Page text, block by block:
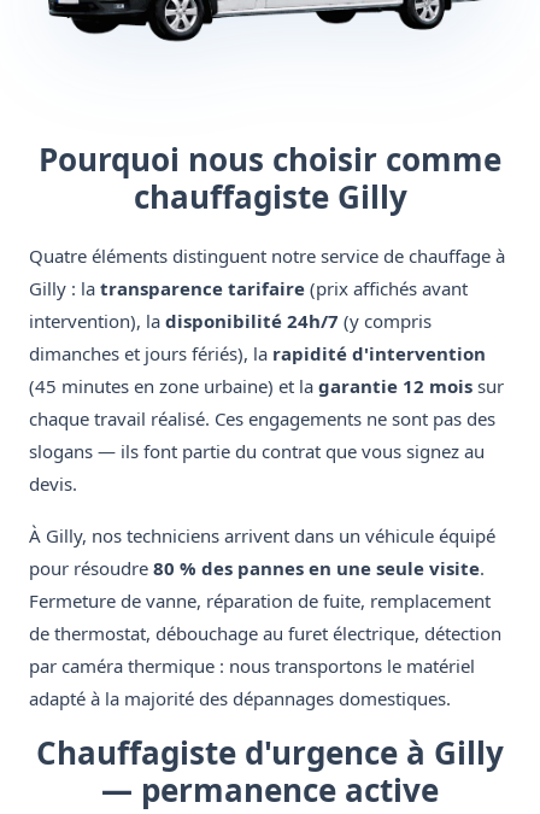
Pourquoi nous choisir comme
chauffagiste Gilly
Quatre éléments distinguent notre service de chauffage à
Gilly : la transparence tarifaire (prix affichés avant
intervention), la disponibilité 24h/7 (y compris
dimanches et jours fériés), la rapidité d'intervention
(45 minutes en zone urbaine) et la garantie 12 mois sur
chaque travail réalisé. Ces engagements ne sont pas des
slogans — ils font partie du contrat que vous signez au
devis.
À Gilly, nos techniciens arrivent dans un véhicule équipé
pour résoudre 80 % des pannes en une seule visite.
Fermeture de vanne, réparation de fuite, remplacement
de thermostat, débouchage au furet électrique, détection
par caméra thermique : nous transportons le matériel
adapté à la majorité des dépannages domestiques.
Chauffagiste d'urgence à Gilly
— permanence active